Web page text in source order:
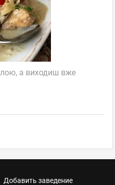
а виходиш вже
Добавить заведение